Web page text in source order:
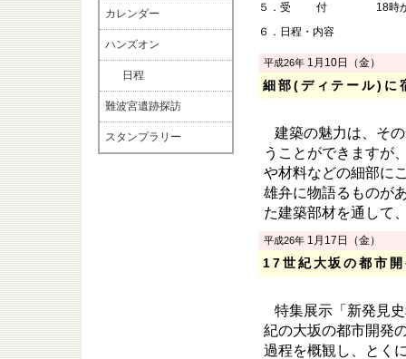
カレンダー
ハンズオン
日程
難波宮遺跡探訪
スタンプラリー
５． 受付
18時
６． 日程・内容
平成26年 1月10日（金）
細部(ディテール)に
建築の魅力は、そ
うことができますが
や材料などの細部に
雄弁に物語るものが
た建築部材を通して
平成26年 1月17日（金）
17世紀大坂の都市
特集展示「新発見
紀の大坂の都市開発
過程を概観し、とく